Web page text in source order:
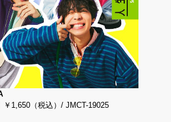
￥1,650（税込）/ JMCT-19025